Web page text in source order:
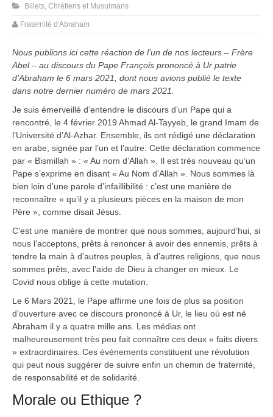
Billets, Chrétiens et Musulmans
Fraternité d'Abraham
Nous publions ici cette réaction de l’un de nos lecteurs – Frère
Abel – au discours du Pape François prononcé à Ur patrie
d’Abraham le 6 mars 2021, dont nous avions publié le texte
dans notre dernier numéro de mars 2021.
Je suis émerveillé d’entendre le discours d’un Pape qui a
rencontré, le 4 février 2019 Ahmad Al-Tayyeb, le grand Imam de
l’Université d’Al-Azhar. Ensemble, ils ont rédigé une déclaration
en arabe, signée par l’un et l’autre. Cette déclaration commence
par « Bismillah » : « Au nom d’Allah ». Il est très nouveau qu’un
Pape s’exprime en disant « Au Nom d’Allah ». Nous sommes là
bien loin d’une parole d’infaillibilité : c’est une manière de
reconnaître « qu’il y a plusieurs pièces en la maison de mon
Père », comme disait Jésus.
C’est une manière de montrer que nous sommes, aujourd’hui, si
nous l’acceptons, prêts à renoncer à avoir des ennemis, prêts à
tendre la main à d’autres peuples, à d’autres religions, que nous
sommes prêts, avec l’aide de Dieu à changer en mieux. Le
Covid nous oblige à cette mutation.
Le 6 Mars 2021, le Pape affirme une fois de plus sa position
d’ouverture avec ce discours prononcé à Ur, le lieu où est né
Abraham il y a quatre mille ans. Les médias ont
malheureusement très peu fait connaître ces deux « faits divers
» extraordinaires. Ces événements constituent une révolution
qui peut nous suggérer de suivre enfin un chemin de fraternité,
de responsabilité et de solidarité.
Morale ou Ethique ?